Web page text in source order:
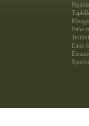
Baba-
Elme